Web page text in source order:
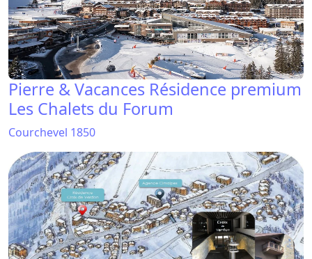
Pierre & Vacances Résidence premium
Les Chalets du Forum
Courchevel 1850